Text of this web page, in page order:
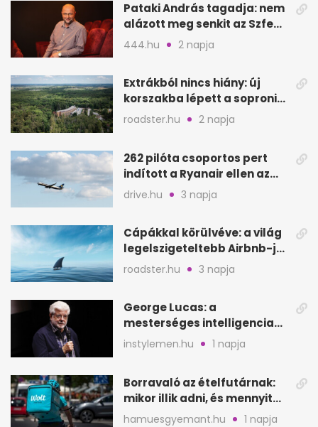
Pataki András tagadja: nem
alázott meg senkit az Szfe
felvételijén
444.hu 2 napja
Extrákból nincs hiány: új
korszakba lépett a soproni
Fagus Hotel
roadster.hu 2 napja
262 pilóta csoportos pert
indított a Ryanair ellen az
Egyesült Királyságban
drive.hu 3 napja
Cápákkal körülvéve: a világ
legelszigeteltebb Airbnb-je
a nyílt tengeren
roadster.hu 3 napja
George Lucas: a
mesterséges intelligencia
lehet Hollywood következő
lépése
instylemen.hu 1 napja
Borravaló az ételfutárnak:
mikor illik adni, és mennyit
rendeléskor?
hamuesgyemant.hu 1 napja